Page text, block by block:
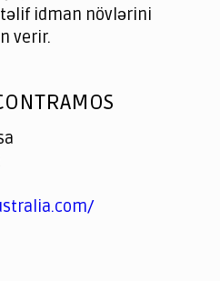
idman növlərini
verir.